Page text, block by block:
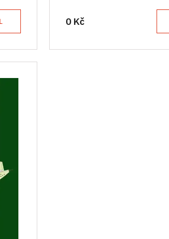
0 Kč